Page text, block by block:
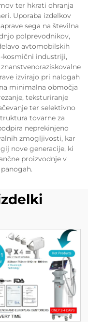
ter hkrati ohranja
Uporaba izdelkov
sega na številna
polprevodnikov,
avtomobilskih
kosmični industriji,
izvirajo pri nalogah
minimalna območja
teksturiranje
ter selektivno
tovarne za
neprekinjeno
zmogljivosti, kar
nove generacije, ki
proizvodnje v